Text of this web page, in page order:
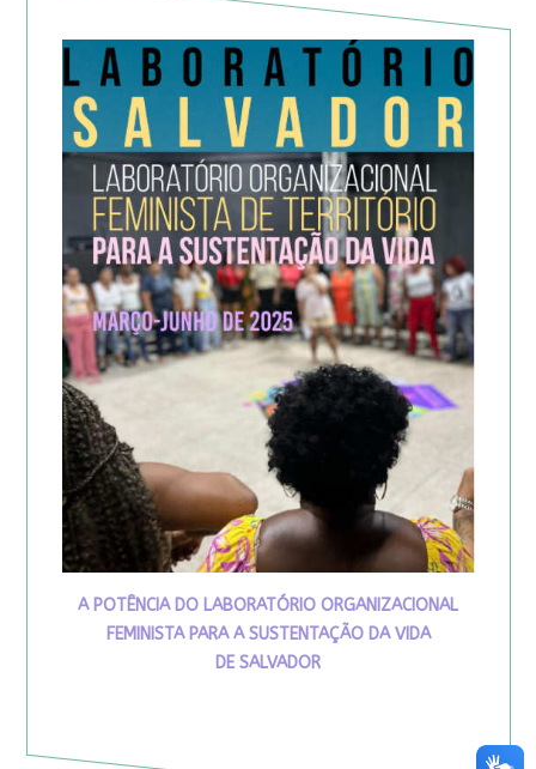
A POTÊNCIA DO LABORATÓRIO ORGANIZACIONAL
FEMINISTA PARA A SUSTENTAÇÃO DA VIDA
DE SALVADOR